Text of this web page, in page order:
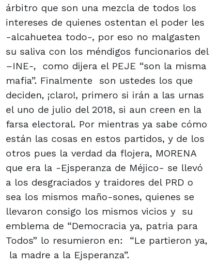
árbitro que son una mezcla de todos los
intereses de quienes ostentan el poder les
-alcahuetea todo-, por eso no malgasten
su saliva con los méndigos funcionarios del
–INE-, como dijera el PEJE “son la misma
mafia”. Finalmente son ustedes los que
deciden, ¡claro!, primero si irán a las urnas
el uno de julio del 2018, si aun creen en la
farsa electoral. Por mientras ya sabe cómo
están las cosas en estos partidos, y de los
otros pues la verdad da flojera, MORENA
que era la -Ejsperanza de Méjico- se llevó
a los desgraciados y traidores del PRD o
sea los mismos maño-sones, quienes se
llevaron consigo los mismos vicios y su
emblema de “Democracia ya, patria para
Todos” lo resumieron en: “Le partieron ya,
la madre a la Ejsperanza”.